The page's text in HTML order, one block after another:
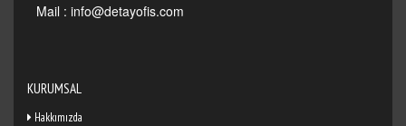
Mail : info@detayofis.com
KURUMSAL
Hakkımızda